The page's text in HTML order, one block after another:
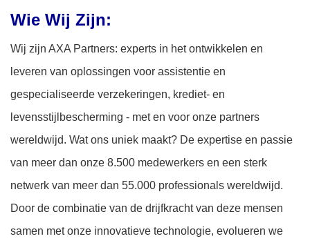
Wie Wij Zijn:
Wij zijn AXA Partners: experts in het ontwikkelen en
leveren van oplossingen voor assistentie en
gespecialiseerde verzekeringen, krediet- en
levensstijlbescherming - met en voor onze partners
wereldwijd. Wat ons uniek maakt? De expertise en passie
van meer dan onze 8.500 medewerkers en een sterk
netwerk van meer dan 55.000 professionals wereldwijd.
Door de combinatie van de drijfkracht van deze mensen
samen met onze innovatieve technologie, evolueren we